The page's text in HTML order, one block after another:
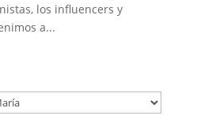
los influencers y
a...